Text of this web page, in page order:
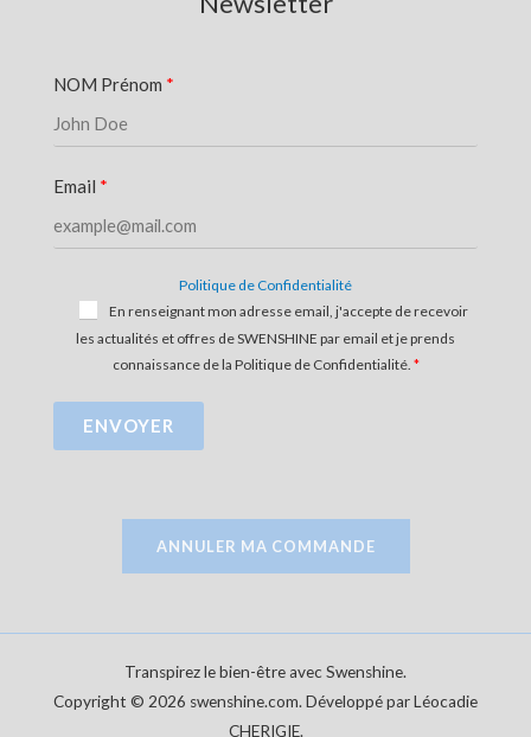
NOM Prénom
Email
Politique de Confidentialité
En renseignant mon adresse email, j'accepte de recevoir
les actualités et offres de SWENSHINE par email et je prends
connaissance de la Politique de Confidentialité.
ENVOYER
ANNULER MA COMMANDE
Transpirez le bien-être avec Swenshine.
Copyright © 2026 swenshine.com. Développé par Léocadie
CHERIGIE.